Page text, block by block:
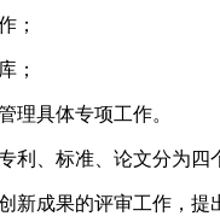
；
；
具体专项工作。
利、标准、论文分为四
成果的评审工作，提